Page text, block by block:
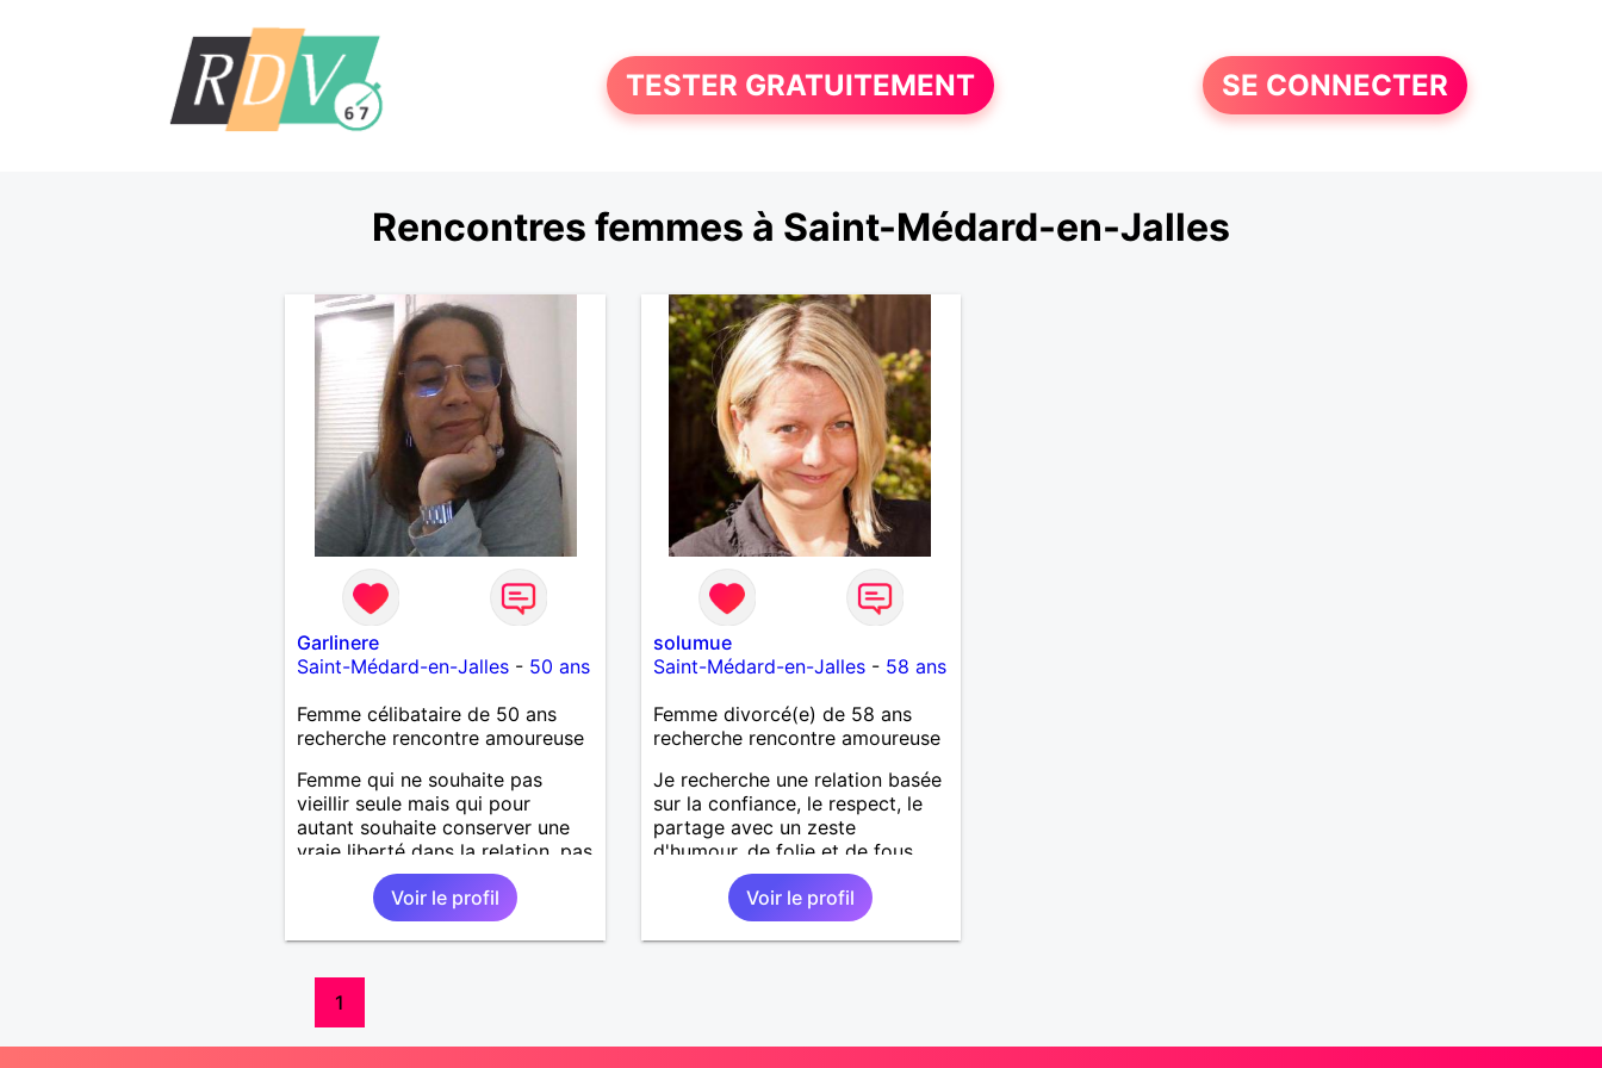
TESTER GRATUITEMENT SE CONNECTER
Rencontres femmes à Saint-Médard-en-Jalles
Garlinere
Saint-Médard-en-Jalles- 50 ans
Femme célibataire de 50 ans
recherche rencontre amoureuse
Femme qui ne souhaite pas
vieillir seule mais qui pour
autant souhaite conserver une
vraie liberté dans la relation. pas
d'échangisme seulement que
chacun puisse conserver un
espace vital
Voir le profil
solumue
Saint-Médard-en-Jalles- 58 ans
Femme divorcé(e) de 58 ans
recherche rencontre amoureuse
Je recherche une relation basée
sur la confiance, le respect, le
partage avec un zeste
d'humour, de folie et de fous
Voir le profil
1